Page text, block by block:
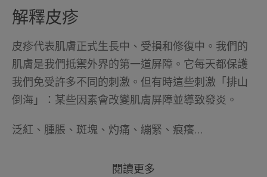
解釋皮疹
皮疹代表肌膚正式生長中、受損和修復中。我們的
肌膚是我們抵禦外界的第一道屏障。它每天都保護
我們免受許多不同的刺激。但有時這些刺激「排山
倒海」：某些因素會改變肌膚屏障並導致發炎。
泛紅、腫脹、斑塊、灼痛、繃緊、痕癢...
閱讀更多